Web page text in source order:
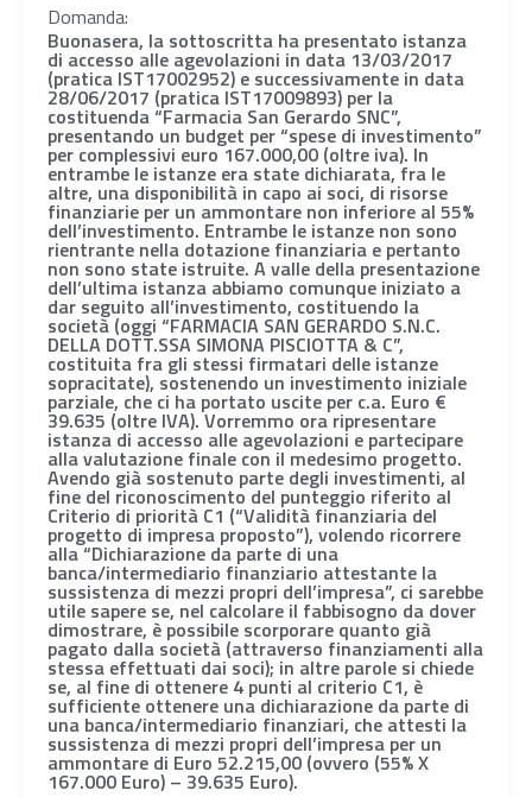
Domanda:
Buonasera, la sottoscritta ha presentato istanza
di accesso alle agevolazioni in data 13/03/2017
(pratica IST17002952) e successivamente in data
28/06/2017 (pratica IST17009893) per la
costituenda “Farmacia San Gerardo SNC”,
presentando un budget per “spese di investimento”
per complessivi euro 167.000,00 (oltre iva). In
entrambe le istanze era state dichiarata, fra le
altre, una disponibilità in capo ai soci, di risorse
finanziarie per un ammontare non inferiore al 55%
dell’investimento. Entrambe le istanze non sono
rientrante nella dotazione finanziaria e pertanto
non sono state istruite. A valle della presentazione
dell’ultima istanza abbiamo comunque iniziato a
dar seguito all’investimento, costituendo la
società (oggi “FARMACIA SAN GERARDO S.N.C.
DELLA DOTT.SSA SIMONA PISCIOTTA & C”,
costituita fra gli stessi firmatari delle istanze
sopracitate), sostenendo un investimento iniziale
parziale, che ci ha portato uscite per c.a. Euro €
39.635 (oltre IVA). Vorremmo ora ripresentare
istanza di accesso alle agevolazioni e partecipare
alla valutazione finale con il medesimo progetto.
Avendo già sostenuto parte degli investimenti, al
fine del riconoscimento del punteggio riferito al
Criterio di priorità C1 (“Validità finanziaria del
progetto di impresa proposto”), volendo ricorrere
alla “Dichiarazione da parte di una
banca/intermediario finanziario attestante la
sussistenza di mezzi propri dell’impresa”, ci sarebbe
utile sapere se, nel calcolare il fabbisogno da dover
dimostrare, è possibile scorporare quanto già
pagato dalla società (attraverso finanziamenti alla
stessa effettuati dai soci); in altre parole si chiede
se, al fine di ottenere 4 punti al criterio C1, è
sufficiente ottenere una dichiarazione da parte di
una banca/intermediario finanziari, che attesti la
sussistenza di mezzi propri dell’impresa per un
ammontare di Euro 52.215,00 (ovvero (55% X
167.000 Euro) – 39.635 Euro).